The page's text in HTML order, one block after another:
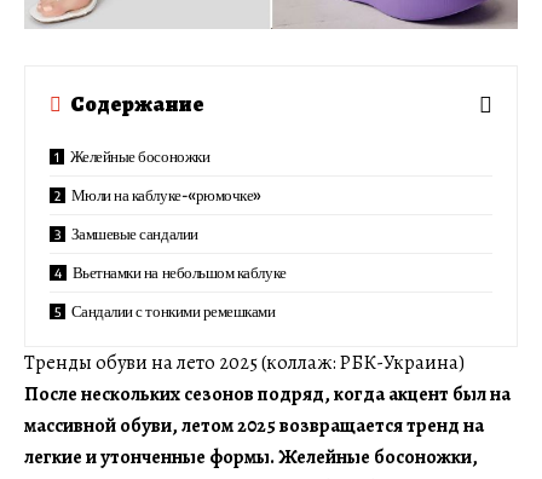
Содержание
Желейные босоножки
Мюли на каблуке-«рюмочке»
Замшевые сандалии
Вьетнамки на небольшом каблуке
Сандалии с тонкими ремешками
Тренды обуви на лето 2025 (коллаж: РБК-Украина)
После нескольких сезонов подряд, когда акцент был на
массивной обуви, летом 2025 возвращается тренд на
легкие и утонченные формы. Желейные босоножки,